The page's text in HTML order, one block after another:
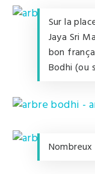
Sur la
Jaya Sri
bon
Bodhi (ou